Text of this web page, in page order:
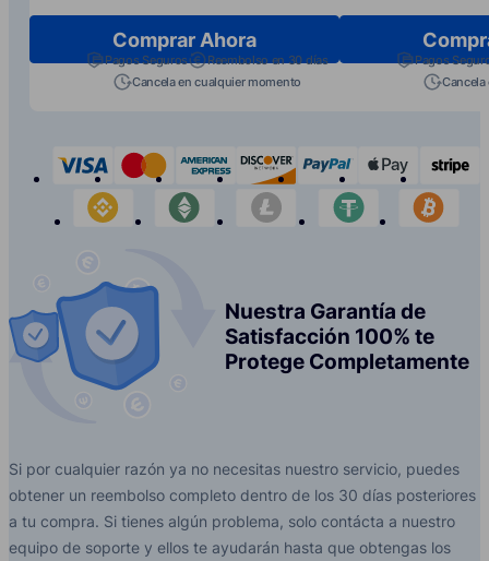
Comprar Ahora
Pagos Seguros
Reembolso en 30 días
Cancela en cualquier momento
Pagos
visa mastercardamerican-express
discover paypal apple-
binance
etherium litecoin tether
Nuestra Garantía de
Satisfacción 100% te
Protege Completamente
Si por cualquier razón ya no necesitas nuestro servicio, puedes
obtener un reembolso completo dentro de los 30 días posteriores
a tu compra. Si tienes algún problema, solo contácta a nuestro
equipo de soporte y ellos te ayudarán hasta que obtengas los